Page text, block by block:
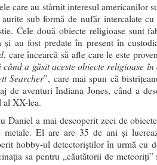
care au stârnit interesul americanilor
sub formă de nufăr intercalate
Cele două obiecte religioase sunt
şi au fost predate în present în
, care încearcă să afle care le este
când a găsit aceste obiecte religioase
Searcher”, care mai spun că
de aventuri Indiana Jones, când a
al XX-lea.
Daniel a mai descoperit zeci de
metale. El are are 35 de ani şi
hobby-ul detectoriștilor în urmă cu
sa pentru „căutătorii de